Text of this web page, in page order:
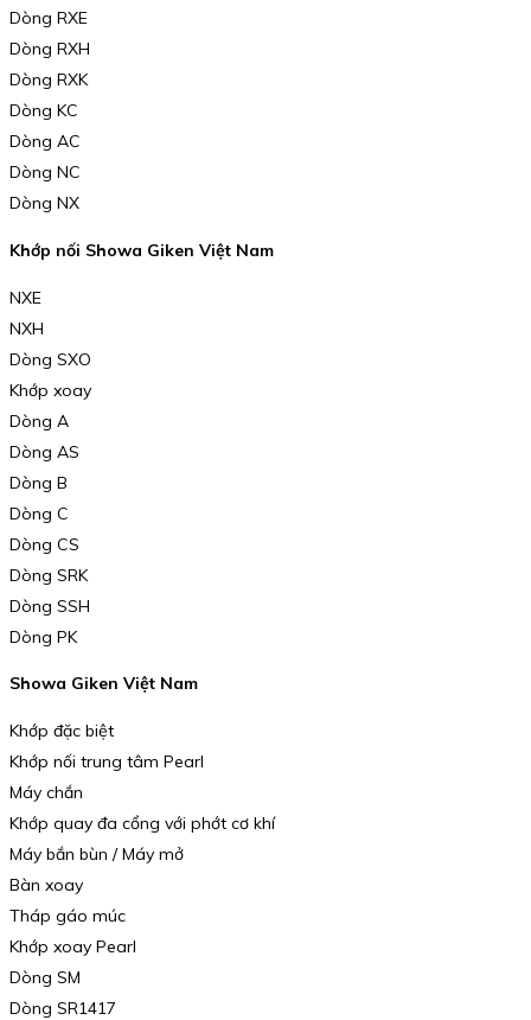
Dòng RXE
Dòng RXH
Dòng RXK
Dòng KC
Dòng AC
Dòng NC
Dòng NX
Khớp nối Showa Giken Việt Nam
NXE
NXH
Dòng SXO
Khớp xoay
Dòng A
Dòng AS
Dòng B
Dòng C
Dòng CS
Dòng SRK
Dòng SSH
Dòng PK
Showa Giken Việt Nam
Khớp đặc biệt
Khớp nối trung tâm Pearl
Máy chắn
Khớp quay đa cổng với phớt cơ khí
Máy bắn bùn / Máy mở
Bàn xoay
Tháp gáo múc
Khớp xoay Pearl
Dòng SM
Dòng SR1417